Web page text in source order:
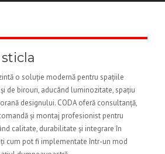
o soluție modernă pentru spațiile
de birouri, aducând luminozitate, spațiu
designului. CODA oferă consultanță,
și montaj profesionist pentru
calitate, durabilitate și integrare în
cum pot fi implementate într-un mod